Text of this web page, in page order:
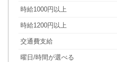
時給1000円以上
時給1200円以上
交通費支給
曜日/時間が選べる